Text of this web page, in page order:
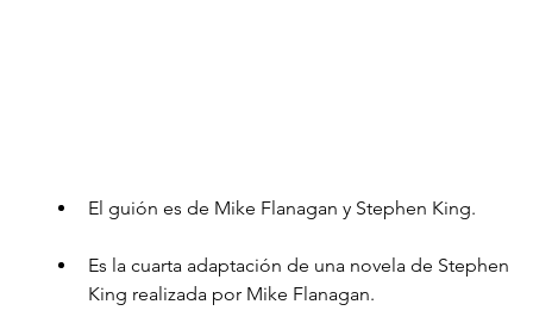
El guión es de Mike Flanagan y Stephen King.
Es la cuarta adaptación de una novela de Stephen
King realizada por Mike Flanagan.